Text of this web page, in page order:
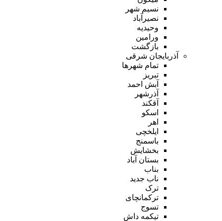
نسیم شهر
نصیرآباد
وحیدیه
ورامین
بازگشت
آذربایجان شرقی
تمام شهر‌ها
تبریز
آبش احمد
آذرشهر
آقکند
اسکو
اهر
ایلخچی
باسمنج
بخشایش
بستان آباد
بناب
ناب جدید
ترک
ترکمانچای
تسوج
تیکمه داش